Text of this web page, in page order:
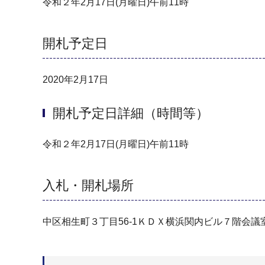
開札予定日
2020年2月17日
開札予定日詳細（時間等）
令和２年2月17日(月曜日)午前11時
入札・開札場所
中区相生町３丁目56-1ＫＤＸ横浜関内ビル７階会議